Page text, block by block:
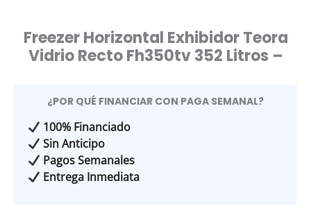
Freezer Horizontal Exhibidor Teora
Vidrio Recto Fh350tv 352 Litros –
¿POR QUÉ FINANCIAR CON PAGA SEMANAL?
100% Financiado
Sin Anticipo
Pagos Semanales
Entrega Inmediata